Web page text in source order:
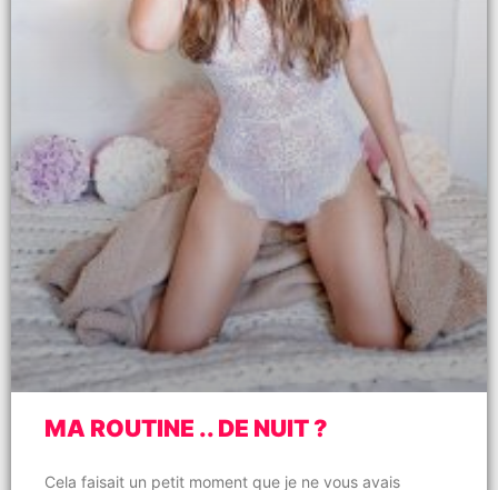
MA ROUTINE .. DE NUIT ?
Cela faisait un petit moment que je ne vous avais